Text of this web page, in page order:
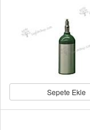
Sepete Ekle